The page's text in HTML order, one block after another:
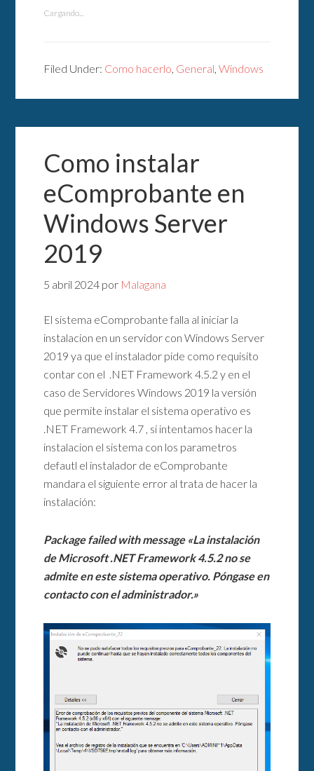
Cargando...
Filed Under: Como hacerlo, General,Windows
Como instalar
eComprobante en
Windows Server
2019
5 abril 2024 por Malagana
El sistema eComprobante falla al iniciar la
instalacion en un servidor con Windows Server
2019 ya que el instalador pide como requisito
contar con el .NET Framework 4.5.2 y en el
caso de Servidores Windows 2019 la versión
que permite instalar el sistema operativo es
.NET Framework 4.7 , si intentamos hacer la
instalacion el sistema con los parametros
defautl el instalador de eComprobante
mandara el siguiente error al trata de hacer la
instalación:
Package failed with message «La instalación
de Microsoft .NET Framework 4.5.2 no se
admite en este sistema operativo. Póngase en
contacto con el administrador.»